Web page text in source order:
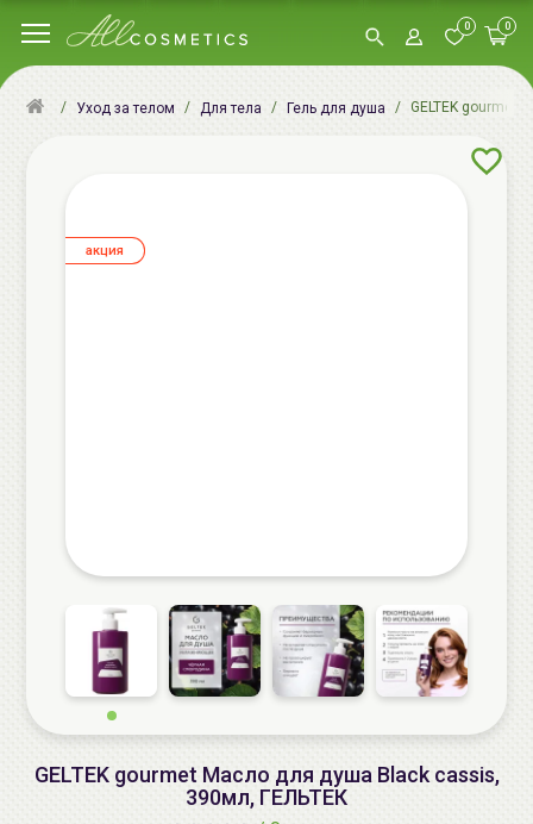
0 0
Уход за телом Для тела Гель для душа GELTEK
aкция
GELTEK gourmet Масло для душа Black cassis,
390мл, ГЕЛЬТЕК